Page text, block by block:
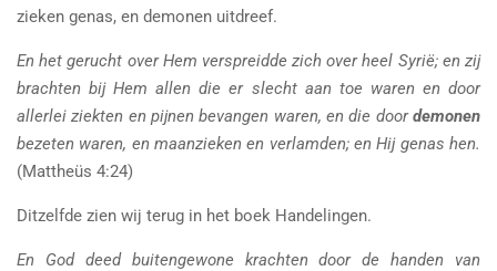
zieken genas, en demonen uitdreef.
En het gerucht over Hem verspreidde zich over heel Syrië; en zij
brachten bij Hem allen die er slecht aan toe waren en door
allerlei ziekten en pijnen bevangen waren, en die doordemonen
bezeten waren, en maanzieken en verlamden; en Hij genas hen.
(Mattheüs 4:24)
Ditzelfde zien wij terug in het boek Handelingen.
En God deed buitengewone krachten door de handen van